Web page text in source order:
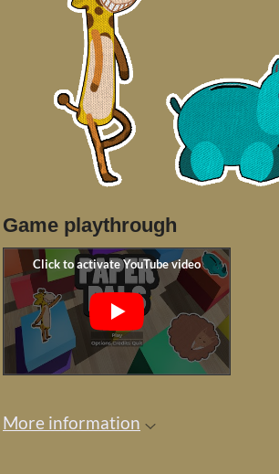
Game playthrough
More information